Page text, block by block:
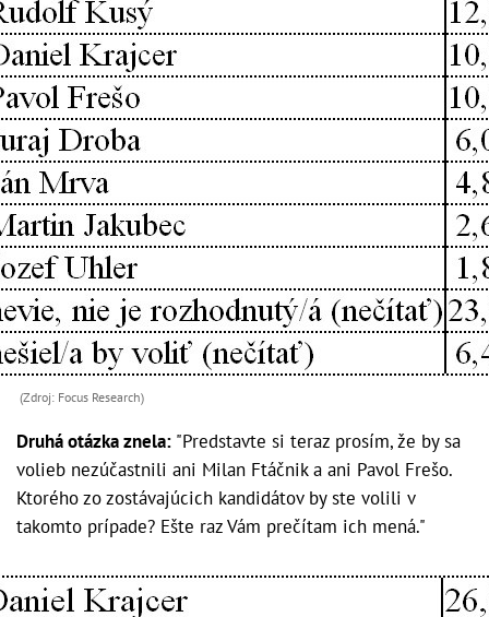
(Zdroj: Focus Research)
Druhá otázka znela: "Predstavte si teraz prosím, že by sa
volieb nezúčastnili ani Milan Ftáčnik a ani Pavol Frešo.
Ktorého zo zostávajúcich kandidátov by ste volili v
takomto prípade? Ešte raz Vám prečítam ich mená."